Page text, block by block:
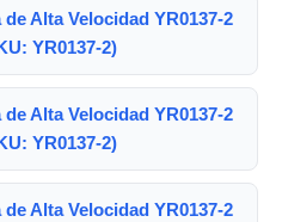
Alta Velocidad YR0137-2
YR0137-2)
Alta Velocidad YR0137-2
YR0137-2)
Alta Velocidad YR0137-2